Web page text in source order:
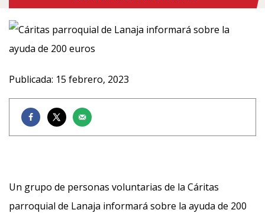
Publicada: 15 febrero, 2023
Un grupo de personas voluntarias de la Cáritas
parroquial de Lanaja informará sobre la ayuda de 200